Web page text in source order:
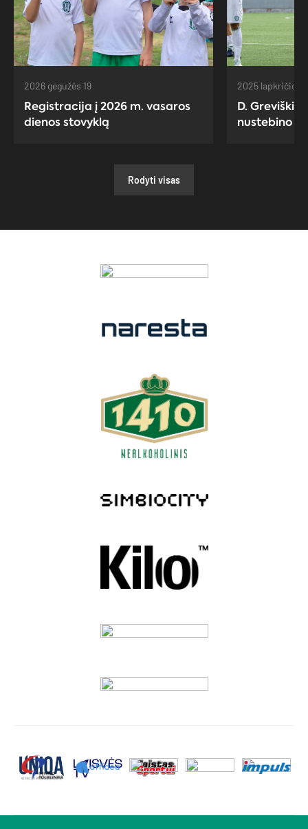
2026 gegužės 19
Registracija į 2026 m. vasaros
dienos stovyklą
2025 lapkričio 14
D.
nustebino ir
Rodyti visas